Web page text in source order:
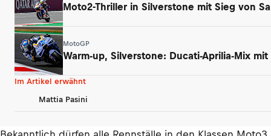
Moto2-Thriller in Silverstone mit Sieg von
MotoGP
Warm-up, Silverstone: Ducati-Aprilia-Mix
Im Artikel erwähnt
Mattia Pasini